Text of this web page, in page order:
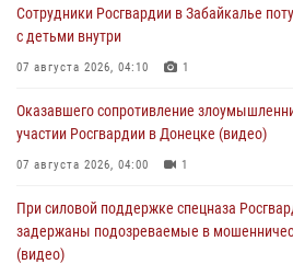
Сотрудники Росгвардии в Забайкалье
с детьми внутри
07 августа 2026, 04:10 1
Оказавшего сопротивление
участии Росгвардии в Донецке (видео)
07 августа 2026, 04:00 1
При силовой поддержке спецназа
задержаны подозреваемые в
(видео)